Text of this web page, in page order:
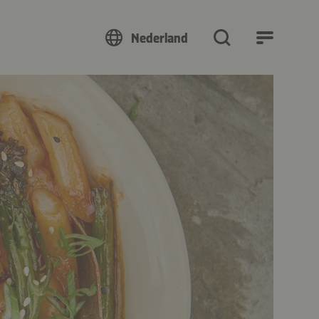
Nederland